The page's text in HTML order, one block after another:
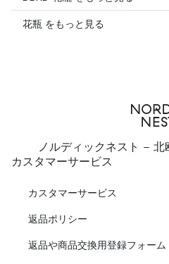
花瓶 をもっと見る
ノルディックネスト - 北
カスタマーサービス
カスタマーサービス
返品ポリシー
返品や商品交換用登録フォーム